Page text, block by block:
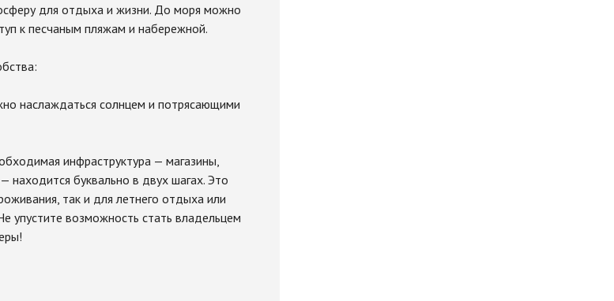
для отдыха и жизни. До моря можно
к песчаным пляжам и набережной.
наслаждаться солнцем и потрясающими
инфраструктура — магазины,
находится буквально в двух шагах. Это
так и для летнего отдыха или
упустите возможность стать владельцем